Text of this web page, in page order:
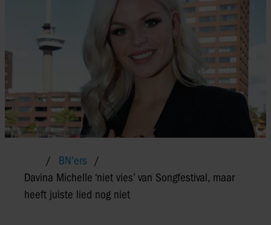
BN'ers
Davina Michelle ‘niet vies’ van Songfestival, maar
heeft juiste lied nog niet